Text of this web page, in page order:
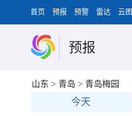
首页 预报 预警 雷达 云图
预报
山东 > 青岛 > 青岛梅园
今天